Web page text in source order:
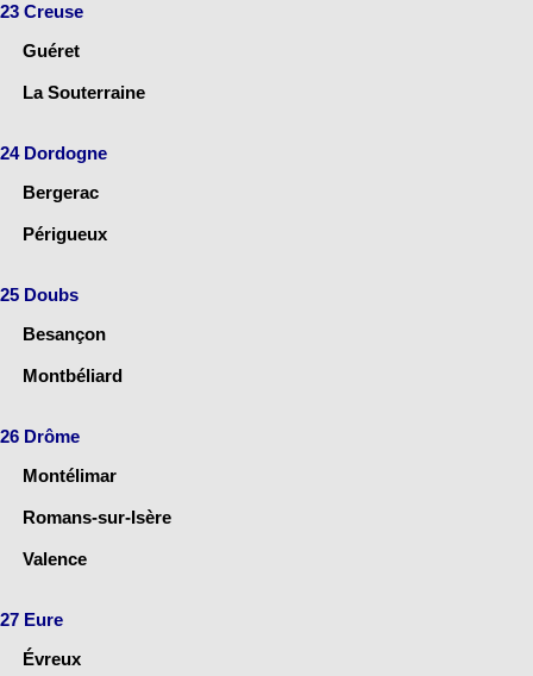
23 Creuse
Guéret
La Souterraine
24 Dordogne
Bergerac
Périgueux
25 Doubs
Besançon
Montbéliard
26 Drôme
Montélimar
Romans-sur-Isère
Valence
27 Eure
Évreux